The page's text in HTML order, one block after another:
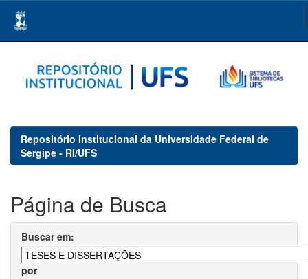
navigation
Repositório Institucional da Universidade Federal de
Sergipe - RI/UFS
Página de Busca
Buscar em:
por